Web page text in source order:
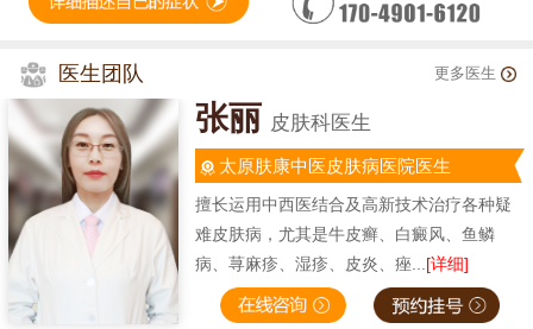
医生团队 更多医生
张丽 皮肤科医生
太原肤康中医皮肤病医院医生
擅长运用中西医结合及高新技术治疗各种疑
难皮肤病，尤其是牛皮癣、白癜风、鱼鳞
病、荨麻疹、湿疹、皮炎、痤... [详细]